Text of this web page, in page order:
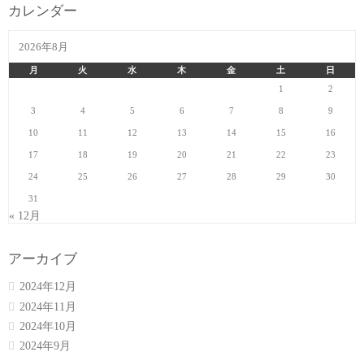
カレンダー
2026年8月
月 火 水 木 金 土
日
1
2
3 4 5 6 7 8 9
10 11 12 13 14 15 16
17 18 19 20 21 22 23
24 25 26 27 28 29 30
31
« 12月
アーカイブ
2024年12月
2024年11月
2024年10月
2024年9月